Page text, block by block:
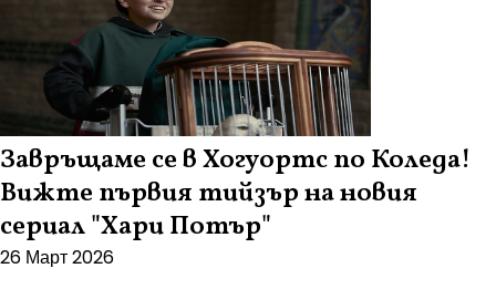
Завръщаме се в Хогуортс по Коледа!
Вижте първия тийзър на новия
сериал "Хари Потър"
26 Март 2026